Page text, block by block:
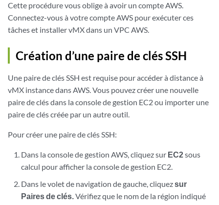
Cette procédure vous oblige à avoir un compte AWS.
Connectez-vous à votre compte AWS pour exécuter ces
tâches et installer vMX dans un VPC AWS.
Création d’une paire de clés SSH
Une paire de clés SSH est requise pour accéder à distance à
vMX instance dans AWS. Vous pouvez créer une nouvelle
paire de clés dans la console de gestion EC2 ou importer une
paire de clés créée par un autre outil.
Pour créer une paire de clés SSH:
Dans la console de gestion AWS, cliquez sur EC2sous
calcul pour afficher la console de gestion EC2.
Dans le volet de navigation de gauche, cliquezsur
Paires de clés.Vérifiez que le nom de la région indiqué